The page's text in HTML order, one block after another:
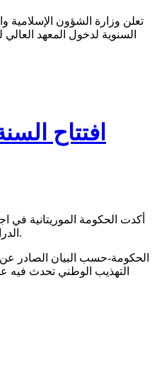
تعلن وزارة الشؤون الإسلامية
السنوية لدخول المعهد
افتتاح
أكدت الحكومة الموريتانية في
الدراسية يوم الاثنين المقبل فاتح أكتوبر.
الحكومة-حسب البيان الصادر
التهذيب الوطني تحدث فيه